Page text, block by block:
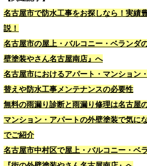
名古屋市で防水工事をお探しなら！実績
説！
名古屋市の屋上・バルコニー・ベランダ
壁塗装やさん名古屋南店』へ
名古屋市におけるアパート・マンション
替えや防水工事メンテナンスの必要性
無料の雨漏り診断と雨漏り修理は名古屋
マンション・アパートの外壁塗装で気に
でご紹介
名古屋市中村区で屋上・バルコニー・ベ